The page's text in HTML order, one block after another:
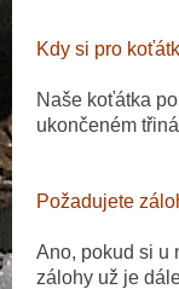
Kdy si pro
Naše koťátka
ukončeném
Požadujete
Ano, pokud si u
zálohy už je